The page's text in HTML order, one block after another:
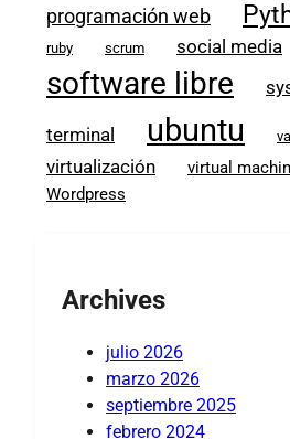
programación web
ruby
scrum social media
software libre
terminal ubuntu
virtualización virtual
Wordpress
Archives
julio 2026
marzo 2026
septiembre 2025
febrero 2024